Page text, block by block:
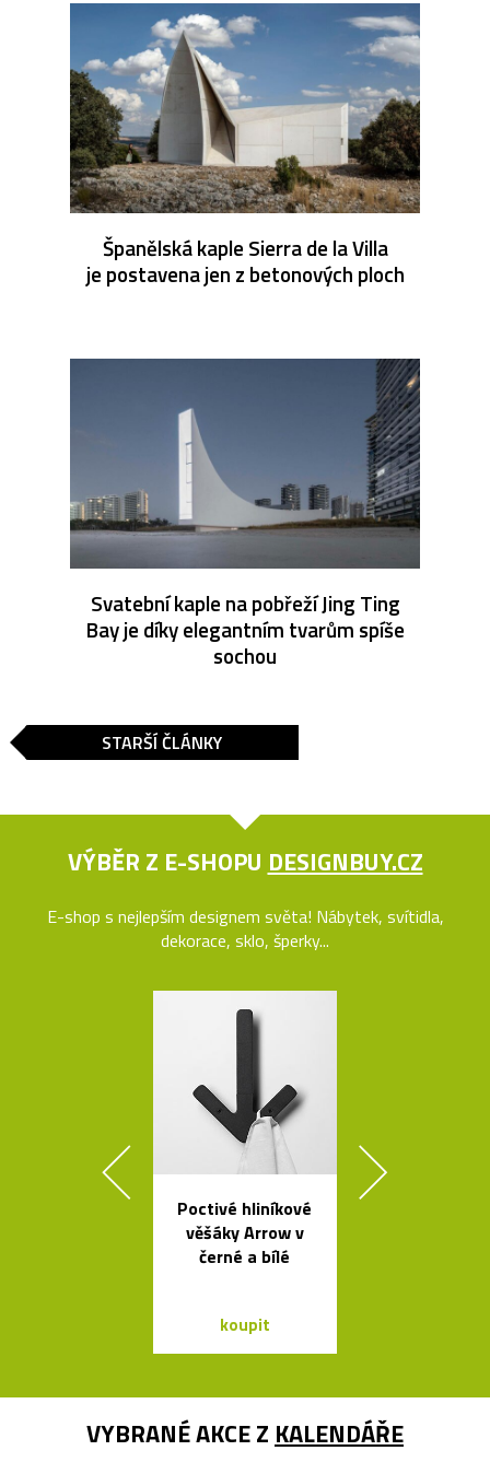
Španělská kaple Sierra de la Villa
je postavena jen z betonových ploch
Svatební kaple na pobřeží Jing Ting
Bay je díky elegantním tvarům spíše
sochou
STARŠÍ ČLÁNKY
VÝBĚR Z E-SHOPU DESIGNBUY.CZ
E-shop s nejlepším designem světa! Nábytek, svítidla,
dekorace, sklo, šperky...
Poctivé hliníkové
věšáky Arrow v
černé a bílé
koupit
VYBRANÉ AKCE Z KALENDÁŘE